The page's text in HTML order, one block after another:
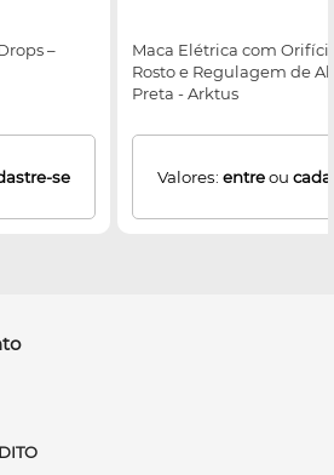
–
se
Maca Elétrica com
Rosto e Regulagem de
Preta - Arktus
Valores: entreou